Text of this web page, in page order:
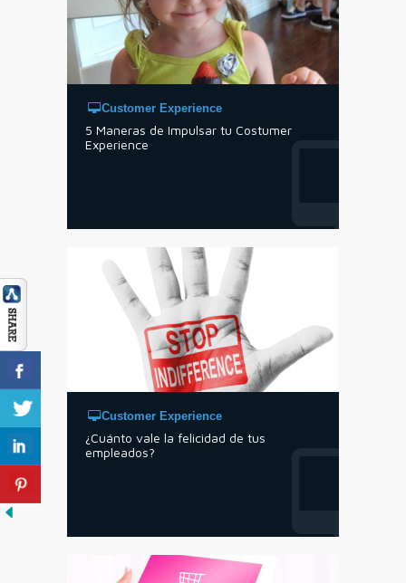
Customer Experience
5 Maneras de Impulsar tu Costumer
Experience
Customer Experience
¿Cuánto vale la felicidad de tus
empleados?